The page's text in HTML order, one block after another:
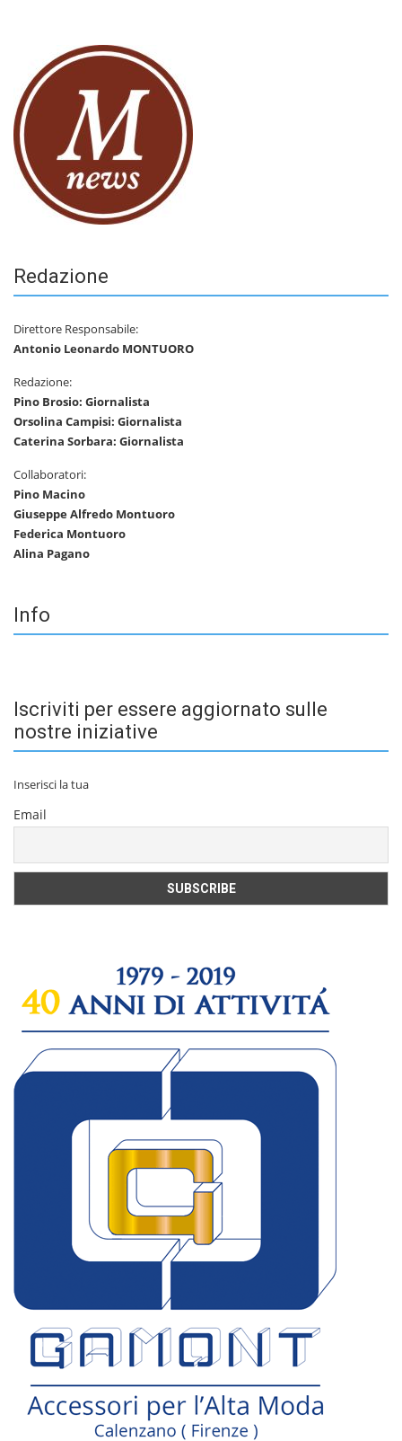
Redazione
Direttore Responsabile:
Antonio Leonardo MONTUORO
Redazione:
Pino Brosio: Giornalista
Orsolina Campisi: Giornalista
Caterina Sorbara: Giornalista
Collaboratori:
Pino Macino
Giuseppe Alfredo Montuoro
Federica Montuoro
Alina Pagano
Info
Iscriviti per essere aggiornato sulle
nostre iniziative
Inserisci la tua
Email